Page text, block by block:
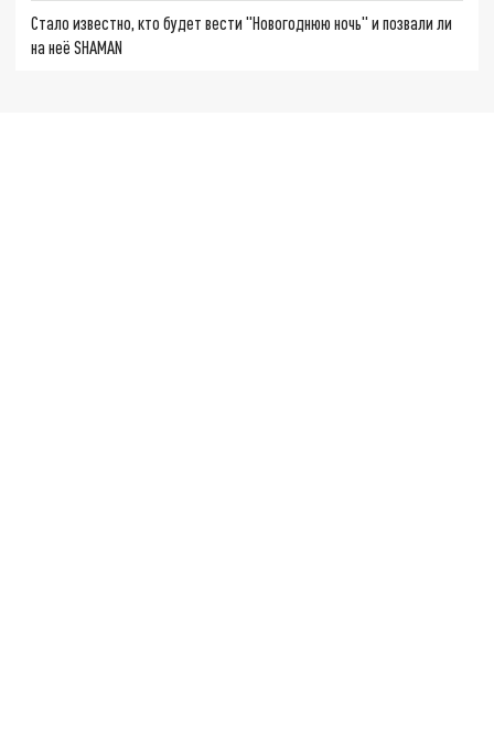
Стало известно, кто будет вести "Новогоднюю ночь" и позвали ли
на неё SHAMAN